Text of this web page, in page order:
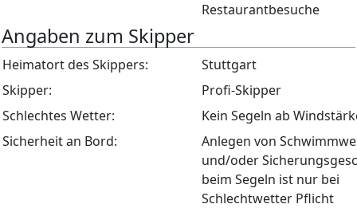
Restaurantbesuche
Angaben zum Skipper
Heimatort des Skippers:
Stuttgart
Skipper:
Profi-Skipper
Schlechtes Wetter:
Kein Segeln ab
Sicherheit an Bord:
Anlegen von
und/oder
beim Segeln ist nur bei
Schlechtwetter Pflicht